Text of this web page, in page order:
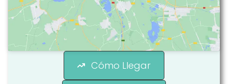
Cómo Llegar